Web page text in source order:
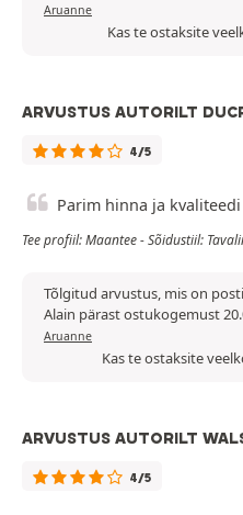
Aruanne
Kas te ostaksite
ARVUSTUS AUTORILT
4/5
Parim hinna ja
Tee profiil: Maantee - Sõidustiil:
Tõlgitud arvustus, mis on
Alain pärast ostukogemust
Aruanne
Kas te ostaksite
ARVUSTUS AUTORILT
4/5